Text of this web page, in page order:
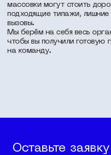
массовки могут стоить
подходящие типажи, лишние
вызовы.
Мы берём на себя весь
чтобы вы получили готовую
на команду.
Оставьте